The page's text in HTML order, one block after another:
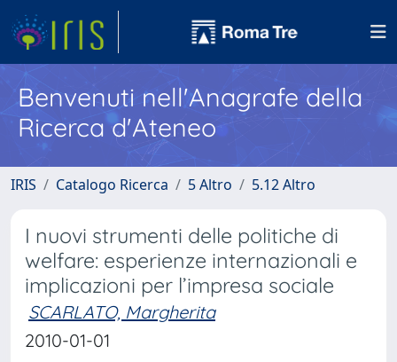
Benvenuti nell'Anagrafe della
Ricerca d'Ateneo
IRIS Catalogo Ricerca 5 Altro 5.12 Altro
I nuovi strumenti delle politiche di
welfare: esperienze internazionali e
implicazioni per l’impresa sociale
SCARLATO, Margherita
2010-01-01